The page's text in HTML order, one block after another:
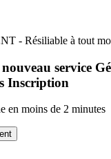
- Résiliable à tout
service
Inscription
en moins de 2 minutes